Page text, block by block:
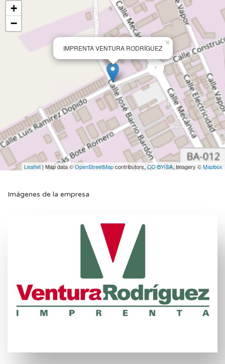
IMPRENTA VENTURA RODRÍGUEZ
×
+
−
Leaflet | Map data ©OpenStreetMapcontributors,CC-BY-SA, Imagery ©Mapbox
Imágenes de la empresa